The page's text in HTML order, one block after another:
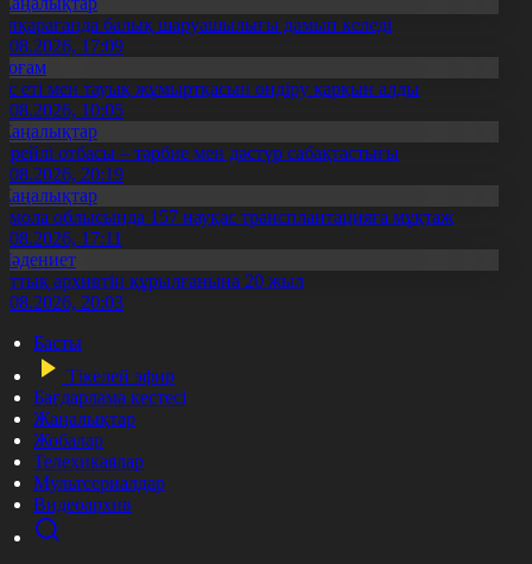
балық шаруашылығы дамып келеді
17:09
еті мен тауық жұмыртқасын өндіру қарқын алды
10:05
отбасы – тәрбие мен дәстүр сабақтастығы
20:19
облысында 157 науқас трансплантацияға мұқтаж
17:11
архивтің құрылғанына 20 жыл
20:03
Басты
Тікелей эфир
Бағдарлама кестесі
Жаңалықтар
Жобалар
Телехикаялар
Мультсериалдар
Видеоархив